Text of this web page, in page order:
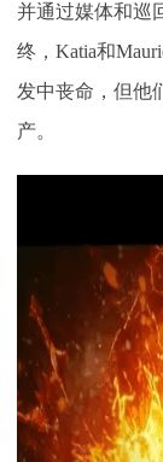
并通过媒体和巡
终，Katia和
发中丧命，但他
产。